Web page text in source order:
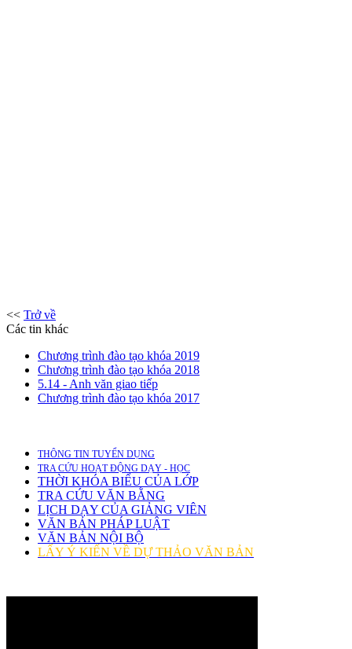
<< Trở về
Các tin khác
Chương trình đào tạo khóa 2019
Chương trình đào tạo khóa 2018
5.14 - Anh văn giao tiếp
Chương trình đào tạo khóa 2017
THÔNG TIN TUYỂN DỤNG
TRA CỨU HOẠT ĐỘNG DẠY - HỌC
THỜI KHÓA BIỂU CỦA LỚP
TRA CỨU VĂN BẰNG
LỊCH DẠY CỦA GIẢNG VIÊN
VĂN BẢN PHÁP LUẬT
VĂN BẢN NỘI BỘ
LẤY Ý KIẾN VỀ DỰ THẢO VĂN BẢN